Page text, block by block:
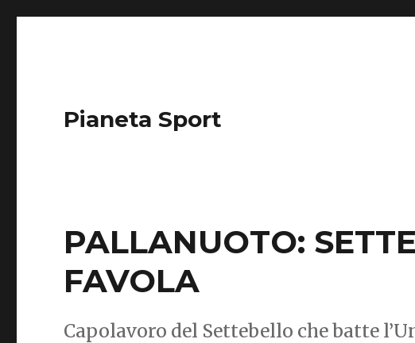
Pianeta Sport
PALLANUOTO:
FAVOLA
Capolavoro del Settebello che batte